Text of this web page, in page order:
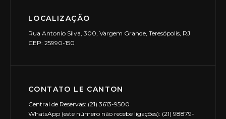
LOCALIZAÇÃO
Rua Antonio Silva, 300, Vargem Grande, Teresópolis, RJ
CEP: 25990-150
CONTATO LE CANTON
Central de Reservas: (21) 3613-9500
WhatsApp (este número não recebe ligações): (21) 98879-